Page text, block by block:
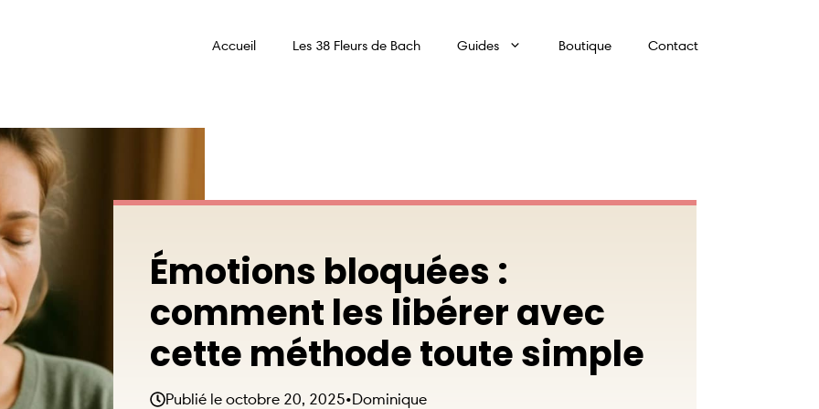
Accueil Les 38 Fleurs de Bach Guides Boutique Contact
Émotions bloquées :
comment les libérer avec
cette méthode toute simple
Publié le octobre 20, 2025•Dominique